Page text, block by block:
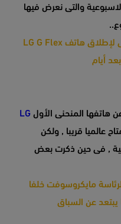
والتى نعرض فيها
LG ترسل دعوات مؤتمرها الصحفى لإطلاق هاتف LG G Flex
أيام
هاتفها المنحنى الأول LG
عالميا قريبا , ولكن
, فى حين ذكرت بعض
مايكروسوفت خلفا
يبتعد عن السباق